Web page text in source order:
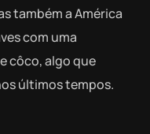
também a América
com uma
côco, algo que
últimos tempos.